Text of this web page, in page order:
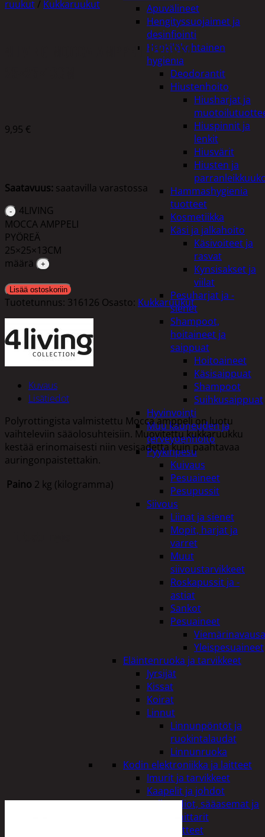
Apuvälineet
Hengityssuojaimet ja
desinfiointi
Henkilökohtainen
hygienia
Deodorantit
Hiustenhoito
Hiusharjat ja
Hiuspinnit ja
lenkit
Hiusvärit
Hiusten ja
Hammashygienia
tuotteet
Kosmetiikka
Käsi ja jalkahoito
Käsivoiteet ja
rasvat
Kynsisakset ja
viilat
Pesuharjat ja -
sienet
Shampoot,
hoitaineet ja
saippuat
Hoitoaineet
Käsisaippuat
Shampoot
Suihkusaippuat
Hyvinvointi
Muu kauneuden ja
terveydenhoito
Pyykinpesu
Kuivaus
Pesuaineet
Pesupussit
Siivous
Liinat ja sienet
Mopit, harjat ja
varret
Muut
siivoustarvikkeet
Roskapussit ja -
astiat
Sankot
Pesuaineet
Yleispesuaineet
Eläintenruoka ja tarvikkeet
Jyrsijät
Kissat
Koirat
Linnut
Linnunpöntöt ja
ruokintalaudat
Linnunruoka
Kodin elektroniikka ja laitteet
Imurit ja tarvikkeet
Kaapelit ja johdot
Kelloradiot, sääasemat ja
lämpömittarit
Oheislaitteet
ruukut / Kukkaruukut
4LIVING MOCCA AMPPELI PYÖREÄ
9,95 €
Saatavuus: saatavilla varastossa
4LIVING
MOCCA AMPPELI
PYÖREÄ
25×25×13CM
määrä
Lisää ostoskoriin
Tuotetunnus: 316126 Osasto: Kukkaruukut
Kuvaus
Lisätiedot
Polyrottingista valmistettu Mocca amppeli on luotu
vaihteleviin sääolosuhteisiin. Muovitettu kukkaruukku
kestää erinomaisesti niin vesisadetta kuin paahtavaa
auringonpaistettakin.
Paino 2 kg (kilogramma)